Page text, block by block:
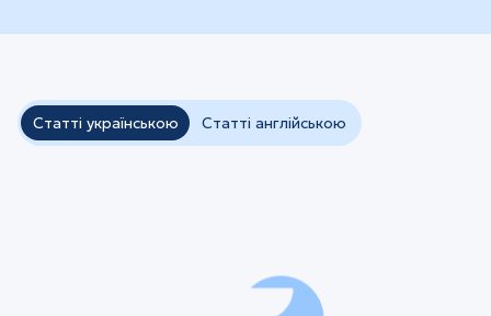
Статті українською Статті англійською